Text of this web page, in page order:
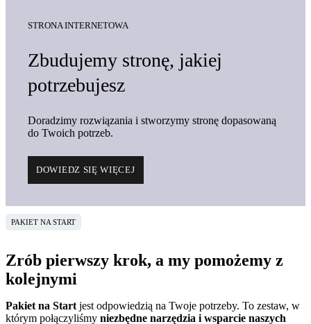
STRONA INTERNETOWA
Zbudujemy stronę, jakiej
potrzebujesz
Doradzimy rozwiązania i stworzymy stronę dopasowaną
do Twoich potrzeb.
DOWIEDZ SIĘ WIĘCEJ
PAKIET NA START
Zrób pierwszy krok, a my pomożemy z
kolejnymi
Pakiet na Startjest odpowiedzią na Twoje potrzeby. To zestaw, w
którym połączyliśmy niezbędne narzędzia i wsparcie naszych